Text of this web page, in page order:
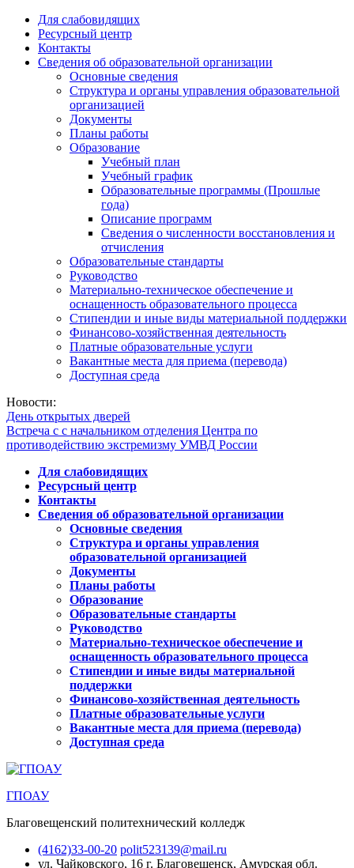
Для слабовидящих
Ресурсный центр
Контакты
Сведения об образовательной организации
Основные сведения
Структура и органы управления образовательной
организацией
Документы
Планы работы
Образование
Учебный план
Учебный график
Образовательные программы (Прошлые
года)
Описание программ
Сведения о численности восстановления и
отчисления
Образовательные стандарты
Руководство
Материально-техническое обеспечение и
оснащенность образовательного процесса
Стипендии и иные виды материальной поддержки
Финансово-хозяйственная деятельность
Платные образовательные услуги
Вакантные места для приема (перевода)
Доступная среда
Новости:
День открытых дверей
Встреча с с начальником отделения Центра по
противодействию экстремизму УМВД России
Для слабовидящих
Ресурсный центр
Контакты
Сведения об образовательной организации
Основные сведения
Структура и органы управления
образовательной организацией
Документы
Планы работы
Образование
Образовательные стандарты
Руководство
Материально-техническое обеспечение и
оснащенность образовательного процесса
Стипендии и иные виды материальной
поддержки
Финансово-хозяйственная деятельность
Платные образовательные услуги
Вакантные места для приема (перевода)
Доступная среда
ГПОАУ
Благовещенский политехнический колледж
(4162)33-00-20 polit523139@mail.ru
ул. Чайковского, 16 г. Благовещенск, Амурская обл.